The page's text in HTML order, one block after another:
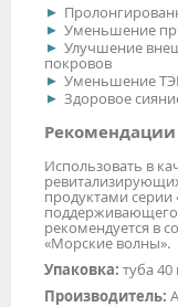
Уменьшение
Улучшение
покровов
Уменьшение
Здоровое
Использовать в
продуктами серии
рекомендуется в
«Морские волны».
Упаковка: туба 40
Производитель: